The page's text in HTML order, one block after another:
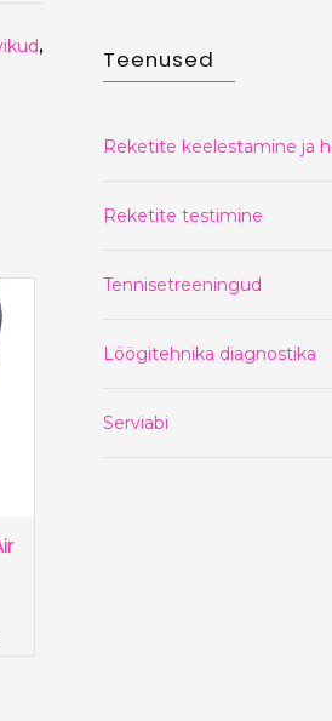
,
Teenused
Reketite keelestamine ja
Reketite testimine
Tennisetreeningud
Löögitehnika diagnostika
Serviabi